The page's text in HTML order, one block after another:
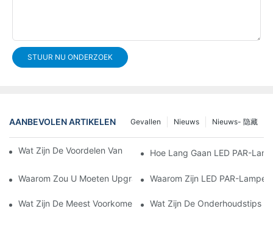
STUUR NU ONDERZOEK
AANBEVOLEN ARTIKELEN Nieuws- 隐藏
Nieuws
Gevallen
Wat Zijn De Voordelen Van Dimbare LED PAR-Lampen?
Hoe Lang Gaan LED PAR-
Waarom Zou U Moeten Upgraden Naar LED PAR-Verlichting In
Waarom Zijn LED PAR-
Wat Zijn De Meest Voorkomende Toepassingen Van LED PAR-
Wat Zijn De Onderhoudstips